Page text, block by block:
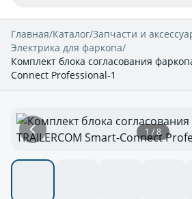
Главная/Каталог/Запчасти и
Электрика для фаркопа/
Комплект блока согласования
Connect Professional-1
1 / 8